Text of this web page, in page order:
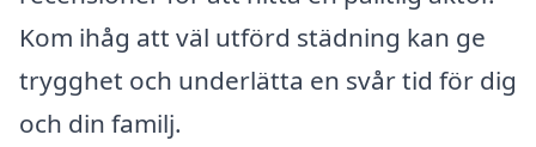
Kom ihåg att väl utförd städning kan ge
trygghet och underlätta en svår tid för dig
och din familj.